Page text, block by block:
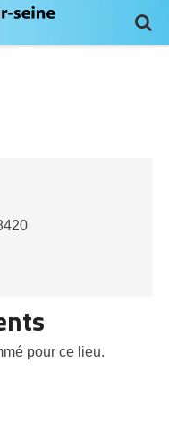
pour ce lieu.